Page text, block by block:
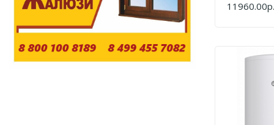
11960.00р.
КУПИТЬ